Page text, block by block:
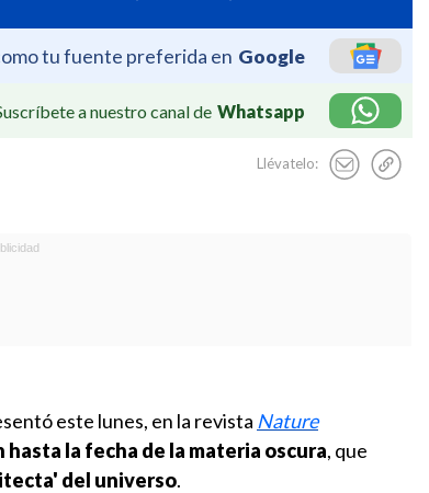
tu fuente preferida en Google
a nuestro canal de Whatsapp
Llévatelo:
este lunes, en la revista Nature
hasta la fecha de la materia oscura, que
del universo.